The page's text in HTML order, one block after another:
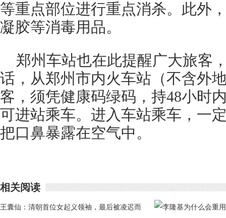
等重点部位进行重点消杀。此外
凝胶等消毒用品。
郑州车站也在此提醒广大旅客
话，从郑州市内火车站（不含外
客，须凭健康码绿码，持48小时
可进站乘车。进入车站乘车，一
把口鼻暴露在空气中。
相关阅读
王囊仙：清朝首位女起义领袖，最后被凌迟而